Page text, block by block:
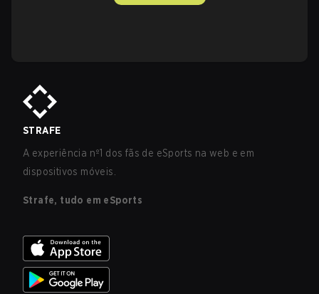
STRAFE
A experiência nº1 dos fãs de eSports na web e em
dispositivos móveis.
Strafe, tudo em eSports